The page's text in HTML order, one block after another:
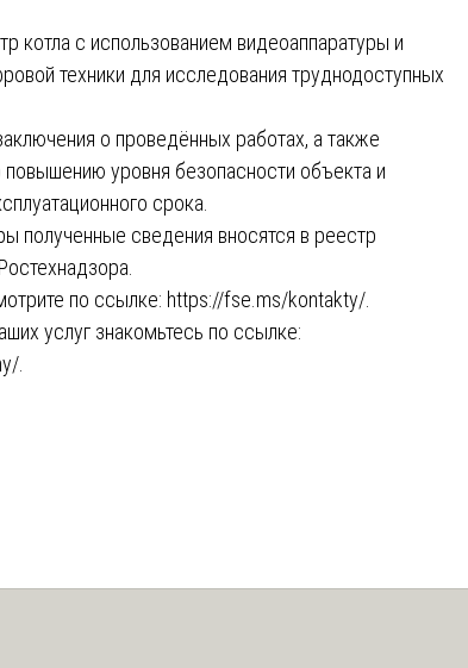
котла с использованием видеоаппаратуры и
техники для исследования труднодоступных
о проведённых работах, а также
уровня безопасности объекта и
срока.
полученные сведения вносятся в реестр
по ссылке: https://fse.ms/kontakty/
услуг знакомьтесь по ссылке: